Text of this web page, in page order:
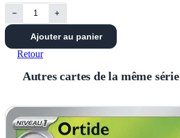
− +
Ajouter au panier
Retour
Autres cartes de la même série